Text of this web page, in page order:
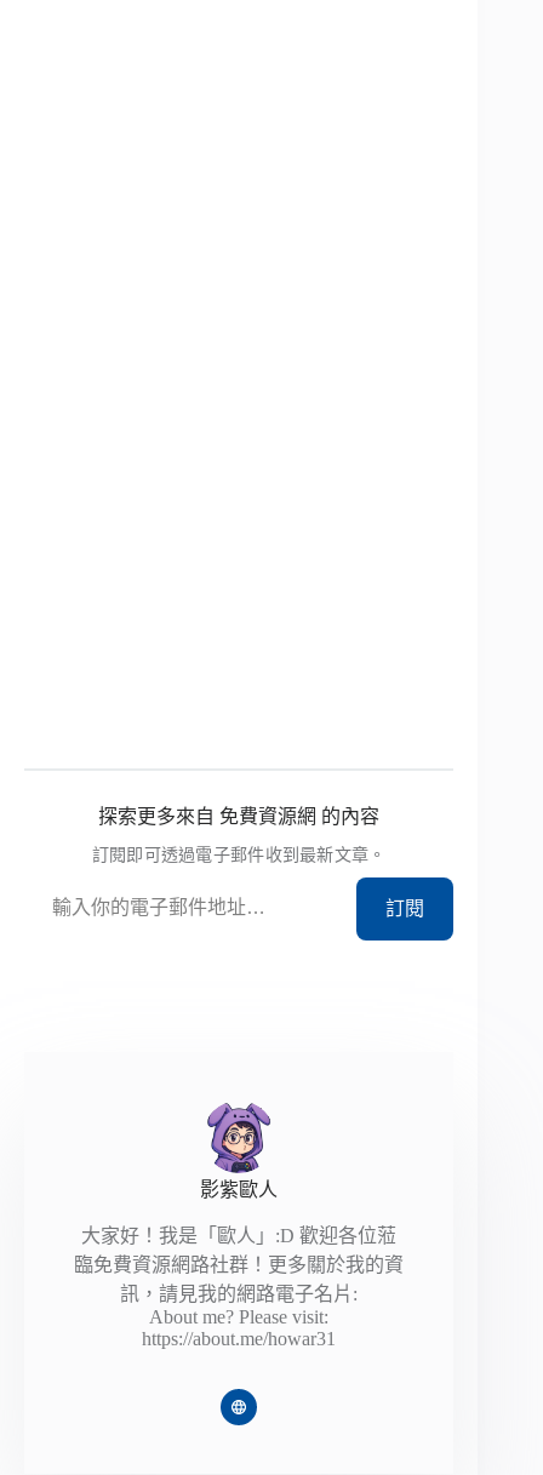
探索更多來自 免費資源網 的內容
訂閱即可透過電子郵件收到最新文章。
訂閱
影紫歐人
大家好！我是「歐人」:D 歡迎各位蒞
臨免費資源網路社群！更多關於我的資
訊，請見我的網路電子名片:
About me? Please visit:
https://about.me/howar31